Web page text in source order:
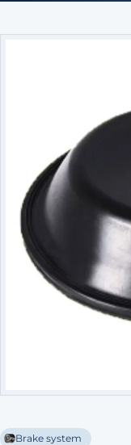
Brake system